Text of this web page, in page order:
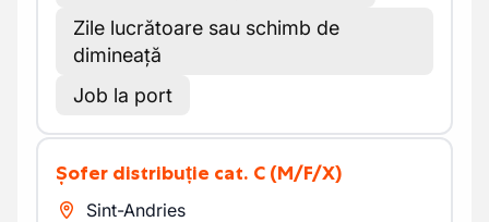
Zile lucrătoare sau schimb de
dimineață
Job la port
Șofer distribuție cat. C (M/F/X)
Sint-Andries